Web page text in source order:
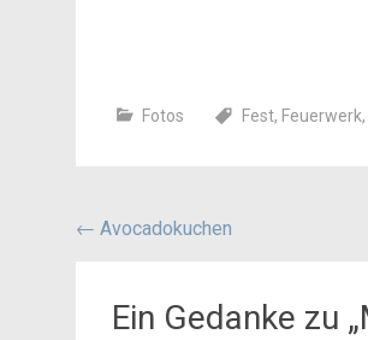
Fotos Fest, Feuerwerk,
Beitragsnavigation
← Avocadokuchen
Ein Gedanke zu „